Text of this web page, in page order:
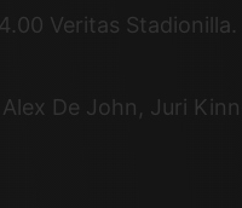
Veritas Stadionilla.
De John, Juri